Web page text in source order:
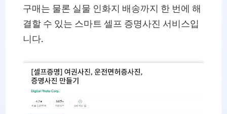
구매는 물론 실물 인화지 배송까지 한 번에 해
결할 수 있는 스마트 셀프 증명사진 서비스입
니다.